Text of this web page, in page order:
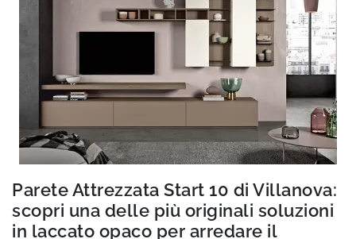
Parete Attrezzata Start 10 di Villanova:
scopri una delle più originali soluzioni
in laccato opaco per arredare il